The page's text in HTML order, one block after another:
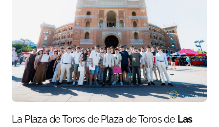
La Plaza de Toros de Plaza de Toros de Las